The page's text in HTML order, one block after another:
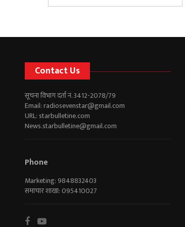
Contact Us
सूचना विभाग दर्ता नं. 3412-2078/79
Email:radiosevenstar@gmail.com
URL: starbulletine.com
News.starbulletine@gmail.com
Phone
Marketing: 9848832403
समाचार शाखा: 095410027